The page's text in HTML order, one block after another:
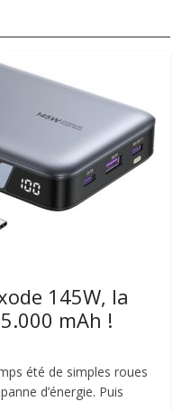
145W, la
mAh !
été de simples roues
d’énergie. Puis